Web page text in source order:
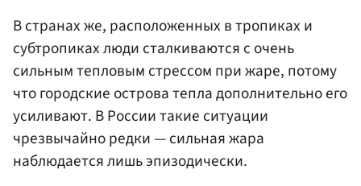
В странах же, расположенных в тропиках и
субтропиках люди сталкиваются с очень
сильным тепловым стрессом при жаре, потому
что городские острова тепла дополнительно его
усиливают. В России такие ситуации
чрезвычайно редки — сильная жара
наблюдается лишь эпизодически.